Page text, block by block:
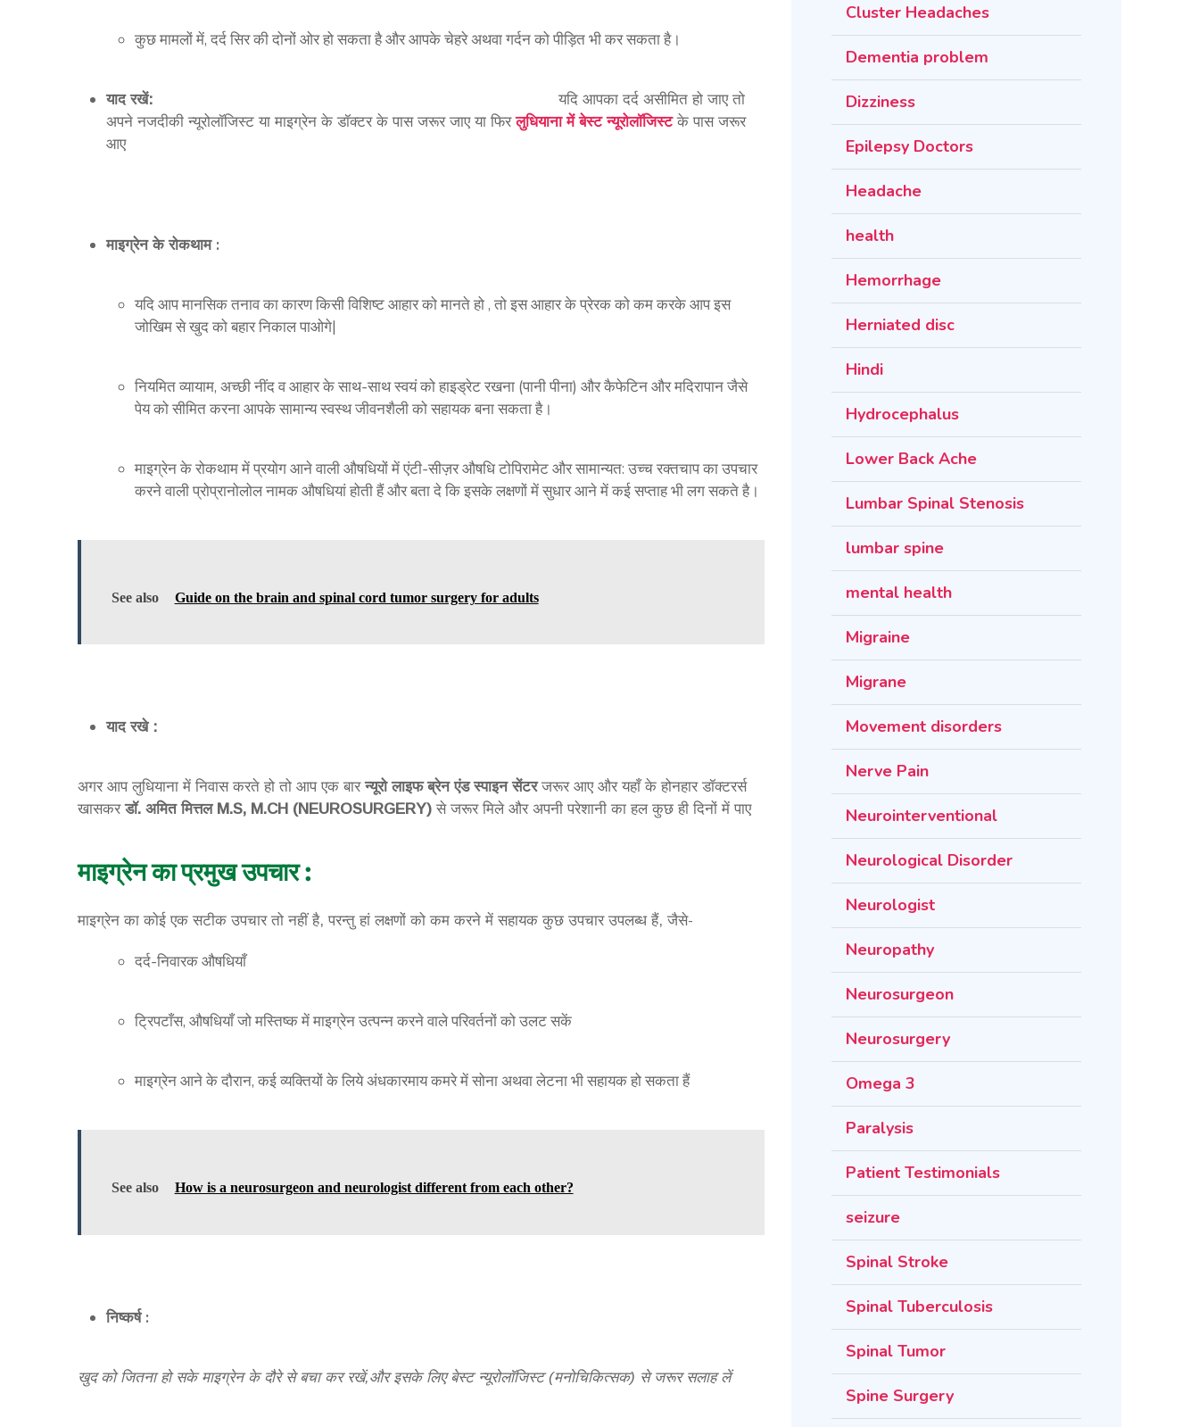
कुछ मामलों में, दर्द सिर की दोनों ओर हो सकता है और आपके चेहरे अथवा गर्दन को पीड़ित भी कर सकता है।
याद रखें:
यदि आपका दर्द असीमित हो जाए तो
अपने नजदीकी न्यूरोलॉजिस्ट या माइग्रेन के डॉक्टर के पास जरूर जाए या फिरलुधियाना में बेस्ट न्यूरोलॉजिस्टके पास जरूर
आए
माइग्रेन के रोकथाम :
यदि आप मानसिक तनाव का कारण किसी विशिष्ट आहार को मानते हो , तो इस आहार के प्रेरक को कम करके आप इस
जोखिम से खुद को बहार निकाल पाओगे|
नियमित व्यायाम, अच्छी नींद व आहार के साथ-साथ स्वयं को हाइड्रेट रखना (पानी पीना) और कैफेटिन और मदिरापान जैसे
पेय को सीमित करना आपके सामान्य स्वस्थ जीवनशैली को सहायक बना सकता है।
माइग्रेन के रोकथाम में प्रयोग आने वाली औषधियों में एंटी-सीज़र औषधि टोपिरामेट और सामान्यत: उच्च रक्तचाप का उपचार
करने वाली प्रोप्रानोलोल नामक औषधियां होती हैं और बता दे कि इसके लक्षणों में सुधार आने में कई सप्ताह भी लग सकते है।
See also Guide on the brain and spinal cord tumor surgery for adults
याद रखे :
अगर आप लुधियाना में निवास करते हो तो आप एक बारन्यूरो लाइफ ब्रेन एंड स्पाइन सेंटरजरूर आए और यहाँ के होनहार डॉक्टरर्स
खासकरडॉ. अमित मित्तल M.S, M.CH (NEUROSURGERY) से जरूर मिले और अपनी परेशानी का हल कुछ ही दिनों में पाए
माइग्रेन का प्रमुख उपचार :
माइग्रेन का कोई एक सटीक उपचार तो नहीं है, परन्तु हां लक्षणों को कम करने में सहायक कुछ उपचार उपलब्ध हैं, जैसे-
दर्द-निवारक औषधियाँ
ट्रिपटाँस, औषधियाँ जो मस्तिष्क में माइग्रेन उत्पन्न करने वाले परिवर्तनों को उलट सकें
माइग्रेन आने के दौरान, कई व्यक्तियों के लिये अंधकारमाय कमरे में सोना अथवा लेटना भी सहायक हो सकता हैं
See also How is a neurosurgeon and neurologist different from each other?
निष्कर्ष :
खुद को जितना हो सके माइग्रेन के दौरे से बचा कर रखें,और इसके लिए बेस्ट न्यूरोलॉजिस्ट (मनोचिकित्सक) से जरूर सलाह लें
Cluster Headaches
Dementia problem
Dizziness
Epilepsy Doctors
Headache
health
Hemorrhage
Herniated disc
Hindi
Hydrocephalus
Lower Back Ache
Lumbar Spinal Stenosis
lumbar spine
mental health
Migraine
Migrane
Movement disorders
Nerve Pain
Neurointerventional
Neurological Disorder
Neurologist
Neuropathy
Neurosurgeon
Neurosurgery
Omega 3
Paralysis
Patient Testimonials
seizure
Spinal Stroke
Spinal Tuberculosis
Spinal Tumor
Spine Surgery